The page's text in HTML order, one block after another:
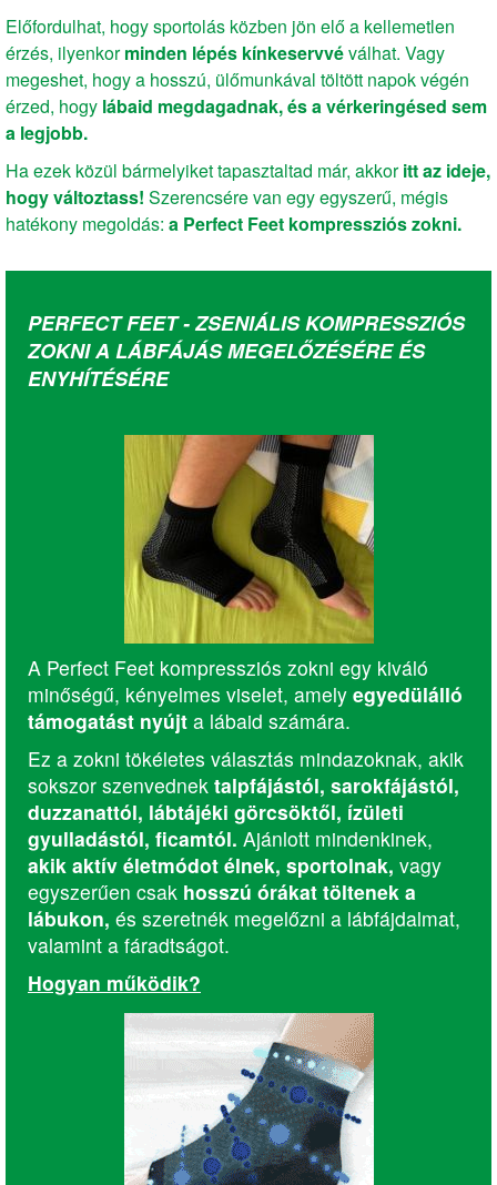
Előfordulhat, hogy sportolás közben jön elő a kellemetlen
érzés, ilyenkorminden lépés kínkeservvéválhat. Vagy
megeshet, hogy a hosszú, ülőmunkával töltött napok végén
érzed, hogy lábaid megdagadnak, és a vérkeringésed sem
a legjobb.
Ha ezek közül bármelyiket tapasztaltad már, akkoritt az ideje,
hogy változtass! Szerencsére van egy egyszerű, mégis
hatékony megoldás: a Perfect Feet kompressziós zokni.
PERFECT FEET - ZSENIÁLIS KOMPRESSZIÓS
ZOKNI A LÁBFÁJÁS MEGELŐZÉSÉRE ÉS
ENYHÍTÉSÉRE
A Perfect Feet kompressziós zokni egy kiváló
minőségű, kényelmes viselet, amely egyedülálló
támogatást nyújt a lábaid számára.
Ez a zokni tökéletes választás mindazoknak, akik
sokszor szenvednek talpfájástól, sarokfájástól,
duzzanattól, lábtájéki görcsöktől, ízületi
gyulladástól, ficamtól. Ajánlott mindenkinek,
akik aktív életmódot élnek, sportolnak, vagy
egyszerűen csak hosszú órákat töltenek a
lábukon, és szeretnék megelőzni a lábfájdalmat,
valamint a fáradtságot.
Hogyan működik?